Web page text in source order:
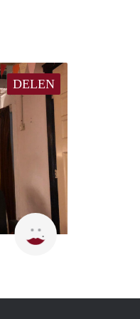
DELEN
Charlotte